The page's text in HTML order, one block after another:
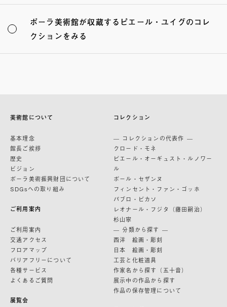
ポーラ美術館が収蔵するピエール・ユイグのコレ
クションをみる
美術館について
基本理念
館長ご挨拶
歴史
ビジョン
ポーラ美術振興財団について
SDGsへの取り組み
ご利用案内
ご利用案内
交通アクセス
フロアマップ
バリアフリーについて
各種サービス
よくあるご質問
展覧会
コレクション
— コレクションの代表作 —
クロード・モネ
ピエール・オーギュスト・ルノワー
ル
ポール・セザンヌ
フィンセント・ファン・ゴッホ
パブロ・ピカソ
レオナール・フジタ（藤田嗣治）
杉山寧
— 分類から探す —
西洋 絵画・彫刻
日本 絵画・彫刻
工芸と化粧道具
作家名から探す（五十音）
展示中の作品から探す
作品の保存管理について